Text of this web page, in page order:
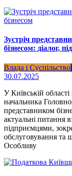
Зустріч
бізнесом: діалог,
Влада і Суспільство
30.07.2025
У Київській області
начальника
представником
актуальні питання
підприємцями,
обслуговування та
Особливу